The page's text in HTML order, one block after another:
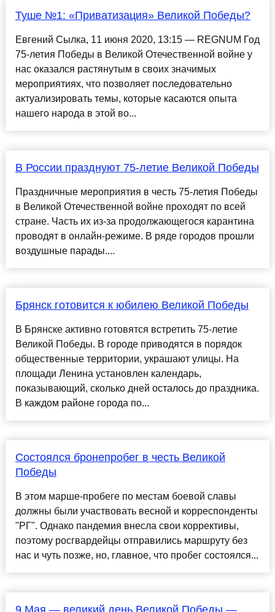
Туше №1: «Приватизация» Великой Победы?
Евгений Сылка, 11 июня 2020, 13:15 — REGNUM Год
75-летия Победы в Великой Отечественной войне у
нас оказался растянутым в своих значимых
мероприятиях, что позволяет последовательно
актуализировать темы, которые касаются опыта
нашего народа в этой во...
В России празднуют 75-летие Великой Победы
Праздничные мероприятия в честь 75-летия Победы
в Великой Отечественной войне проходят по всей
стране. Часть их из-за продолжающегося карантина
проводят в онлайн-режиме. В ряде городов прошли
воздушные парады....
Брянск готовится к юбилею Великой Победы
В Брянске активно готовятся встретить 75-летие
Великой Победы. В городе приводятся в порядок
общественные территории, украшают улицы. На
площади Ленина установлен календарь,
показывающий, сколько дней осталось до праздника.
В каждом районе города по...
Состоялся бронепробег в честь Великой
Победы
В этом марше-пробеге по местам боевой славы
должны были участвовать весной и корреспонденты
"РГ". Однако пандемия внесла свои коррективы,
поэтому росгвардейцы отправились маршруту без
нас и чуть позже, но, главное, что пробег состоялся...